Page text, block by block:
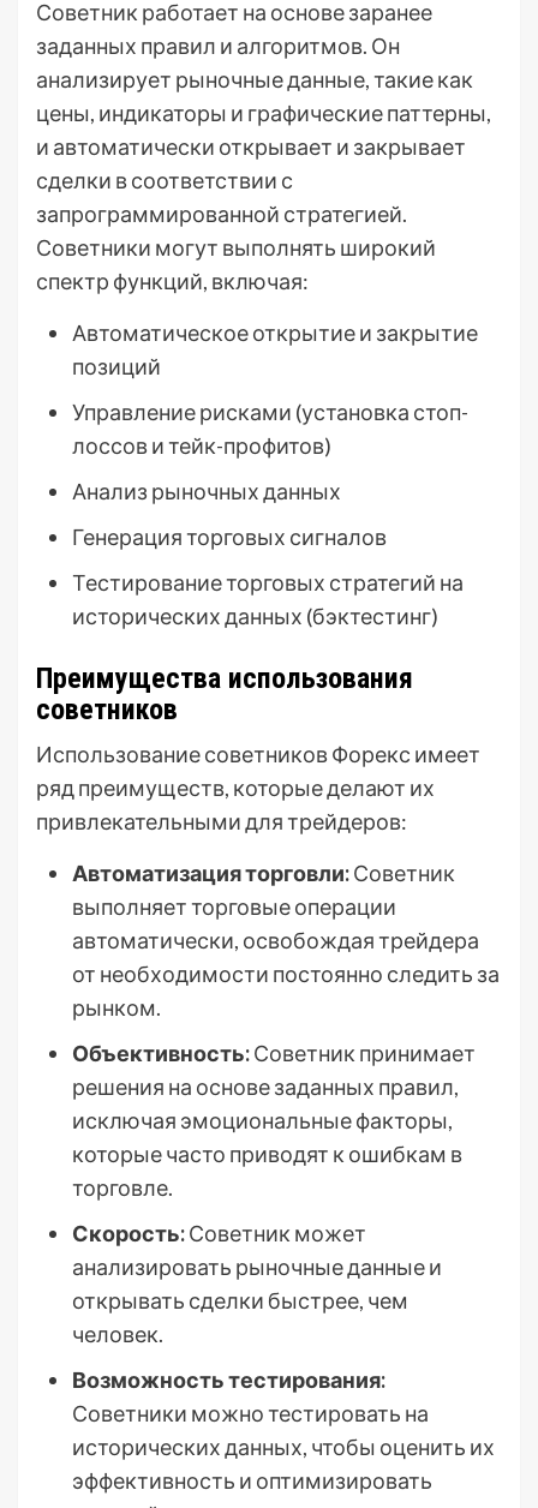
Советник работает на основе заранее
заданных правил и алгоритмов. Он
анализирует рыночные данные, такие как
цены, индикаторы и графические паттерны,
и автоматически открывает и закрывает
сделки в соответствии с
запрограммированной стратегией.
Советники могут выполнять широкий
спектр функций, включая:
Автоматическое открытие и закрытие
позиций
Управление рисками (установка стоп-
лоссов и тейк-профитов)
Анализ рыночных данных
Генерация торговых сигналов
Тестирование торговых стратегий на
исторических данных (бэктестинг)
Преимущества использования
советников
Использование советников Форекс имеет
ряд преимуществ, которые делают их
привлекательными для трейдеров:
Автоматизация торговли:Советник
выполняет торговые операции
автоматически, освобождая трейдера
от необходимости постоянно следить за
рынком.
Объективность:Советник принимает
решения на основе заданных правил,
исключая эмоциональные факторы,
которые часто приводят к ошибкам в
торговле.
Скорость:Советник может
анализировать рыночные данные и
открывать сделки быстрее, чем
человек.
Возможность тестирования:
Советники можно тестировать на
исторических данных, чтобы оценить их
эффективность и оптимизировать